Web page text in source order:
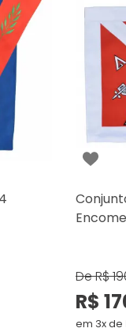
DeR$
R$
em 3x de